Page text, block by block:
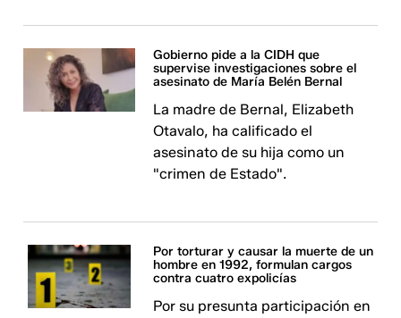
Gobierno pide a la CIDH que
supervise investigaciones sobre el
asesinato de María Belén Bernal
La madre de Bernal, Elizabeth
Otavalo, ha calificado el
asesinato de su hija como un
"crimen de Estado".
Por torturar y causar la muerte de un
hombre en 1992, formulan cargos
contra cuatro expolicías
Por su presunta participación en